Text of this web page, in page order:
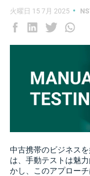
火曜日 15 7月 2025
中古携帯のビジネス
は、手動テストは魅
かし、このアプロー